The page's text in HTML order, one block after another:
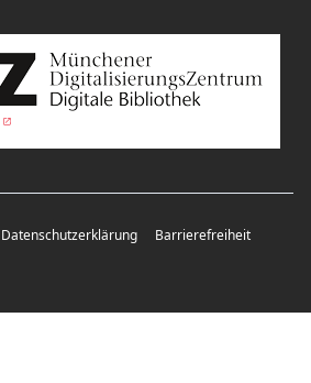
Datenschutzerklärung Barrierefreiheit